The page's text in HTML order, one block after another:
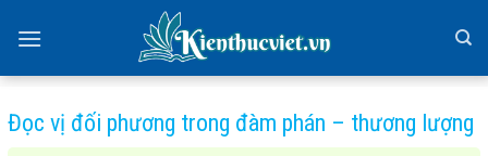
Đọc vị đối phương trong đàm phán – thương lượng